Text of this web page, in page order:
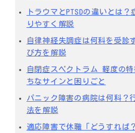
トラウマとPTSDの違いとは
りやすく解説
自律神経失調症は何科を受診
び方を解説
自閉症スペクトラム 軽度の
ちなサインと困りごと
パニック障害の病院は何科？
法を解説
適応障害で休職「どうすれば